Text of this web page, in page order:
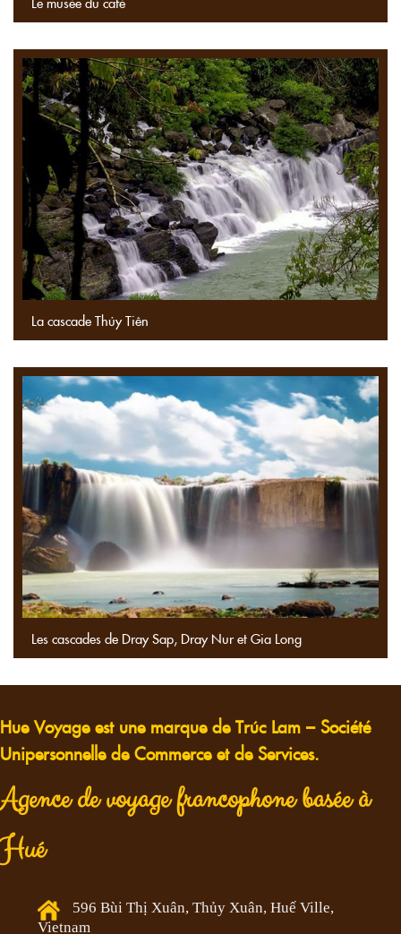
La cascade Thủy Tiên
Les cascades de Dray Sap, Dray Nur et Gia Long
Hue Voyage est une marque de Trúc Lam – Société
Unipersonnelle de Commerce et de Services.
Agence de voyage francophone basée à
Hué
596 Bùi Thị Xuân, Thủy Xuân, Huế Ville,
Vietnam